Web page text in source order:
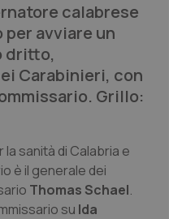
calabrese
avviare un
dritto,
Carabinieri, con
Grillo:
sanità di Calabria e
è il generale dei
Thomas Schael.
su Ida